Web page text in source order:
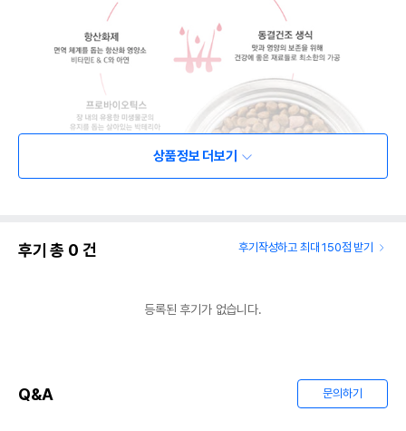
상품정보 더보기
후기 총 0 건 후기작성하고 최대 150점 받기
등록된 후기가 없습니다.
Q&A 문의하기